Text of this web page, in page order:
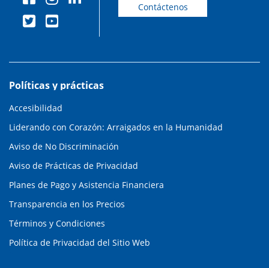
Contáctenos
Políticas y prácticas
Accesibilidad
Liderando con Corazón: Arraigados en la Humanidad
Aviso de No Discriminación
Aviso de Prácticas de Privacidad
Planes de Pago y Asistencia Financiera
Transparencia en los Precios
Términos y Condiciones
Política de Privacidad del Sitio Web